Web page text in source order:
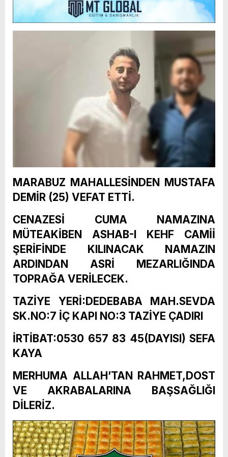
MARABUZ MAHALLESİNDEN MUSTAFA
DEMİR (25) VEFAT ETTİ.
CENAZESİ CUMA NAMAZINA
MÜTEAKİBEN ASHAB-I KEHF CAMİİ
ŞERİFİNDE KILINACAK NAMAZIN
ARDINDAN ASRİ MEZARLIĞINDA
TOPRAĞA VERİLECEK.
TAZİYE YERİ:DEDEBABA MAH.SEVDA
SK.NO:7 İÇ KAPI NO:3 TAZİYE ÇADIRI
İRTİBAT:0530 657 83 45(DAYISI) SEFA
KAYA
MERHUMA ALLAH’TAN RAHMET,DOST
VE AKRABALARINA BAŞSAĞLIĞI
DİLERİZ.